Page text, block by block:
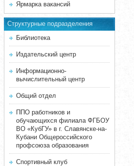
Ярмарка вакансий
Структурные подразделения
Библиотека
Издательский центр
Информационно-
вычислительный центр
Общий отдел
ППО работников и
обучающихся филиала ФГБОУ
ВО «КубГУ» в г. Славянске-на-
Кубани Общероссийского
профсоюза образования
Спортивный клуб